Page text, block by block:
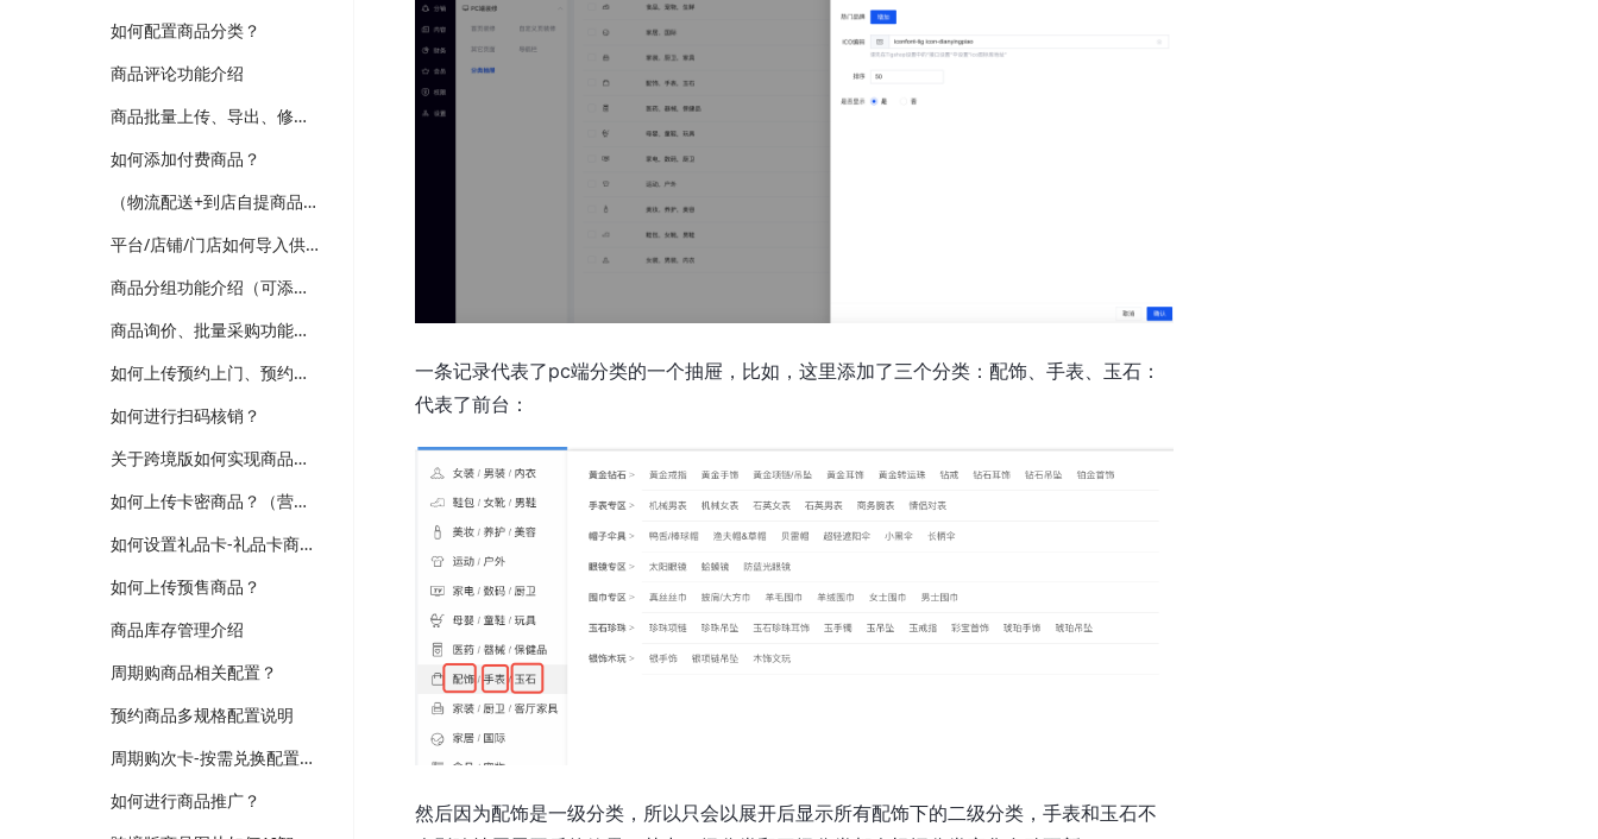
如何配置商品分类？
商品评论功能介绍
商品批量上传、导出、修改功能介绍
如何添加付费商品？
（物流配送+到店自提商品）如何上传普通商品？
平台/店铺/门店如何导入供应商商品？（跨境、供应商、多门店版本适用）
商品分组功能介绍（可添加新品、热销、分类等分组，装修可选择商品分组分类）
商品询价、批量采购功能介绍（跨境、供应商、企业批发版本）
如何上传预约上门、预约到店商品？
如何进行扫码核销？
关于跨境版如何实现商品详情多语言翻译维护？
如何上传卡密商品？（营销-电子卡券）
如何设置礼品卡-礼品卡商品？
如何上传预售商品？
商品库存管理介绍
周期购商品相关配置？
预约商品多规格配置说明
周期购次卡-按需兑换配置说明
如何进行商品推广？
一条记录代表了pc端分类的一个抽屉，比如，这里添加了三个分类：配饰、手表、玉石：
代表了前台：
然后因为配饰是一级分类，所以只会以展开后显示所有配饰下的二级分类，手表和玉石不